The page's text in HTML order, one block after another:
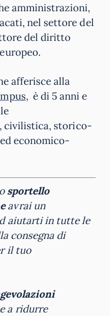
amministrazioni,
nel settore del
del diritto
afferisce alla
, è di 5 anni e
civilistica, storico-
economico-
sportello
avrai un
aiutarti in tutte le
consegna di
il tuo
a ridurre